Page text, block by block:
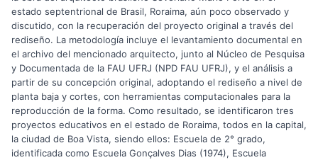
estado septentrional de Brasil, Roraima, aún poco observado y
discutido, con la recuperación del proyecto original a través del
rediseño. La metodología incluye el levantamiento documental en
el archivo del mencionado arquitecto, junto al Núcleo de Pesquisa
y Documentada de la FAU UFRJ (NPD FAU UFRJ), y el análisis a
partir de su concepción original, adoptando el rediseño a nivel de
planta baja y cortes, con herramientas computacionales para la
reproducción de la forma. Como resultado, se identificaron tres
proyectos educativos en el estado de Roraima, todos en la capital,
la ciudad de Boa Vista, siendo ellos: Escuela de 2° grado,
identificada como Escuela Gonçalves Dias (1974), Escuela